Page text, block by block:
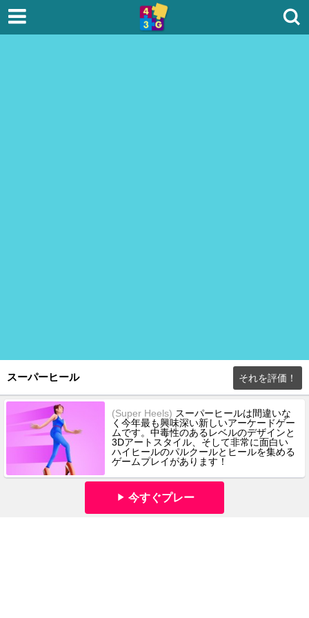
スーパーヒール それを評価！
(Super Heels) スーパーヒールは間違いな
く今年最も興味深い新しいアーケードゲー
ムです。中毒性のあるレベルのデザインと
3Dアートスタイル、そして非常に面白い
ハイヒールのパルクールとヒールを集める
ゲームプレイがあります！
今すぐプレー